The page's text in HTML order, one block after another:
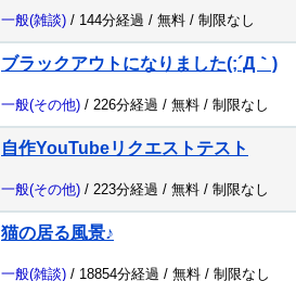
一般(雑談) / 144分経過 / 無料 / 制限なし
ブラックアウトになりました(;´Д｀)
一般(その他) / 226分経過 / 無料 / 制限なし
自作YouTubeリクエストテスト
一般(その他) / 223分経過 / 無料 / 制限なし
猫の居る風景♪
一般(雑談) / 18854分経過 / 無料 / 制限なし